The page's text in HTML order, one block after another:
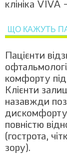
клініка VIVA
ЩО КАЖУТЬ
Пацієнти
комфорту
Клієнти
назавжди
повністю
(гострота,
зору).